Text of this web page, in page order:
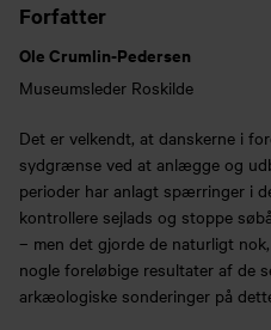
Forfatter
Ole Crumlin-Pedersen
Museumsleder Roskilde
Det er velkendt, at danskerne i
sydgrænse ved at anlægge og
perioder har anlagt spærringer i
kontrollere sejlads og stoppe
– men det gjorde de naturligt
nogle foreløbige resultater af de
arkæologiske sonderinger på